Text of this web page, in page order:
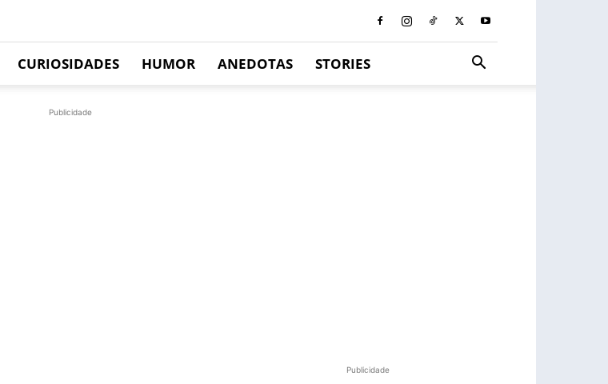
CURIOSIDADES HUMOR ANEDOTAS STORIES
Publicidade
Publicidade